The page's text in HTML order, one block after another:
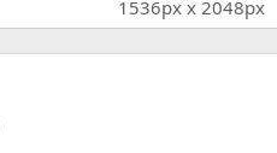
1536px x 2048px